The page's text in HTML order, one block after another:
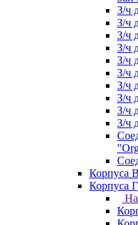
З/ч
З/ч
З/ч
З/ч
З/ч
З/ч
З/ч
З/ч
З/ч
З/ч
Корпуса
Корпуса